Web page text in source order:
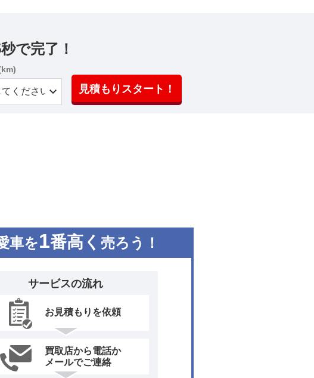
スポーティで鮮やかなサンシャインオ
と深みを併せ持つレッドダイヤモンド
展開とした。 インテリアは、「G」の
学パターンを採用。また室内天井をブ
ティな室内空間とした。 機能装備は、
そのほか、INVECS-III 6 速スポーツモー
で完了！
見積もりスタート！
車を1番高く 売ろう！
サービスの流れ
お見積もりを依頼
買取店から電話か
メールでご連絡